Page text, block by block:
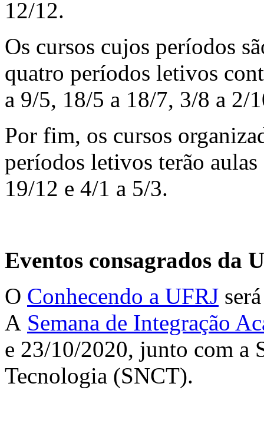
12/12.
Os cursos cujos períodos
quatro períodos letivos
a 9/5, 18/5 a 18/7, 3/8 a 2/
Por fim, os cursos
períodos letivos terão
19/12 e 4/1 a 5/3.
Eventos consagrados da
O Conhecendo a UFRJ
A Semana de Integração
e 23/10/2020, junto com a
Tecnologia (SNCT).